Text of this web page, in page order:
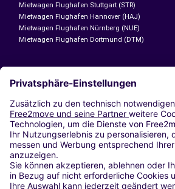
Mietwagen Flughafen Stuttgart (STR)
Mietwagen Flughafen Hannover (HAJ)
Mietwagen Flughafen Nürnberg (NUE)
Mietwagen Flughafen Dortmund (DTM)
CARSHARING
UNSERE STÄDTE
Paris
Madrid
Washington DC
Mailand
Rom
Turin
Wien